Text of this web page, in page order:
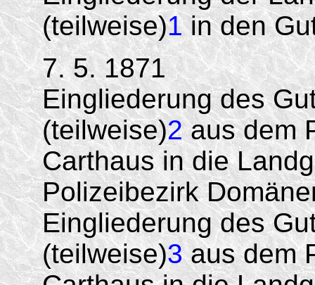
(teilweise)1in den
7. 5. 1871
Eingliederung des
(teilweise)2aus dem
Carthaus in die
Polizeibezirk
Eingliederung des
(teilweise)3aus dem